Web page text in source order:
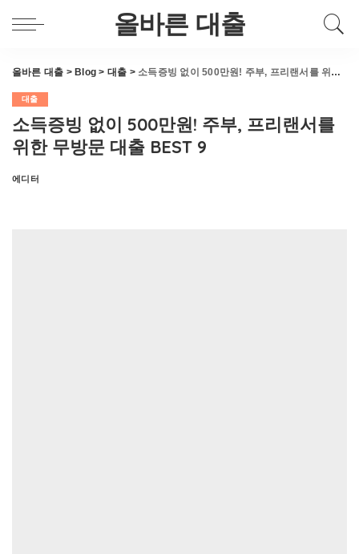
올바른 대출
올바른 대출 > Blog > 대출 > 소득증빙 없이 500만원! 주부, 프리랜서를 위한 무방문 대출 BEST 9
대출
소득증빙 없이 500만원! 주부, 프리랜서를
위한 무방문 대출 BEST 9
Posted
에디터